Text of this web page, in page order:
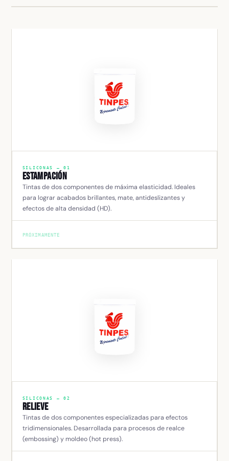
SILICONAS — 01
Estampación
Tintas de dos componentes de máxima elasticidad. Ideales
para lograr acabados brillantes, mate, antideslizantes y
efectos de alta densidad (HD).
PRÓXIMAMENTE
SILICONAS — 02
Relieve
Tintas de dos componentes especializadas para efectos
tridimensionales. Desarrollada para procesos de realce
(embossing) y moldeo (hot press).